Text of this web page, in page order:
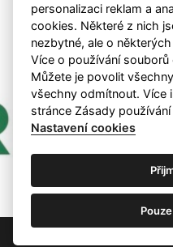
personalizaci reklam a
cookies. Některé z nich
nezbytné, ale o
Více o používání
Můžete je povolit
všechny odmítnout. Více
stránce Zásady
Nastavení cookies